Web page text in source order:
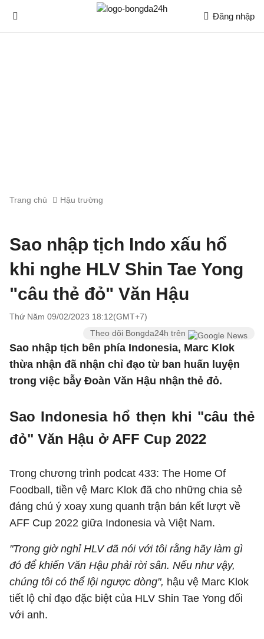
Đăng nhập
Trang chủ Hậu trường
Sao nhập tịch Indo xấu hổ
khi nghe HLV Shin Tae Yong
"câu thẻ đỏ" Văn Hậu
Thứ Năm 09/02/2023 18:12(GMT+7)
Theo dõi Bongda24h trên
Sao nhập tịch bên phía Indonesia, Marc Klok
thừa nhận đã nhận chỉ đạo từ ban huấn luyện
trong việc bẫy Đoàn Văn Hậu nhận thẻ đỏ.
Sao Indonesia hổ thẹn khi "câu thẻ
đỏ" Văn Hậu ở AFF Cup 2022
Trong chương trình podcat 433: The Home Of
Foodball, tiền vệ Marc Klok đã cho những chia sẻ
đáng chú ý xoay xung quanh trận bán kết lượt về
AFF Cup 2022 giữa Indonesia và Việt Nam.
"Trong giờ nghỉ HLV đã nói với tôi rằng hãy làm gì
đó để khiến Văn Hậu phải rời sân. Nếu như vậy,
chúng tôi có thể lội ngược dòng", hậu vệ Marc Klok
tiết lộ chỉ đạo đặc biệt của HLV Shin Tae Yong đối
với anh.